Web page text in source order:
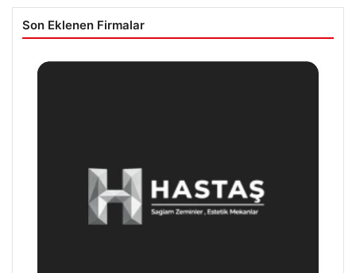
Son Eklenen Firmalar